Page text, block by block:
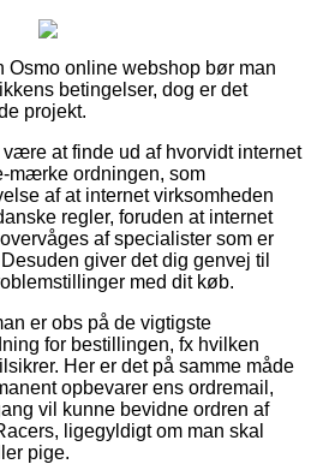
Osmo online webshop bør man
betingelser, dog er det
projekt.
at finde ud af hvorvidt internet
mærke ordningen, som
af at internet virksomheden
regler, foruden at internet
af specialister som er
giver det dig genvej til
med dit køb.
er obs på de vigtigste
for bestillingen, fx hvilken
Her er det på samme måde
opbevarer ens ordremail,
vil kunne bevidne ordren af
ligegyldigt om man skal
pige.